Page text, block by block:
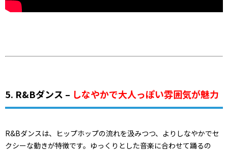
5. R&Bダンス – しなやかで大人っぽい雰囲気が魅力
R&Bダンスは、ヒップホップの流れを汲みつつ、よりしなやかでセ
クシーな動きが特徴です。ゆっくりとした音楽に合わせて踊るの